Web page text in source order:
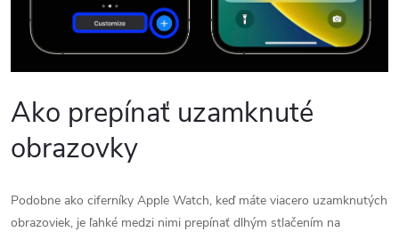
Ako prepínať uzamknuté
obrazovky
Podobne ako ciferníky Apple Watch, keď máte viacero uzamknutých
obrazoviek, je ľahké medzi nimi prepínať dlhým stlačením na